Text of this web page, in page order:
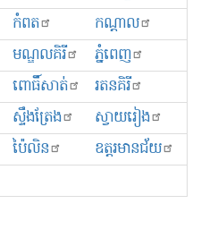
កំពត
កណ្ដាល
មណ្ឌលគិរី
ភ្នំពេញ
ពោធិ៍សាត់
រតនគិរី
ស្ទឹងត្រែង
ស្វាយរៀង
ប៉ៃលិន
ឧត្ដរមានជ័យ